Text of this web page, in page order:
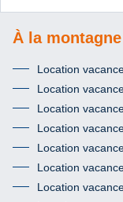
À la montagne
Location
Location
Location
Location
Location
Location
Location